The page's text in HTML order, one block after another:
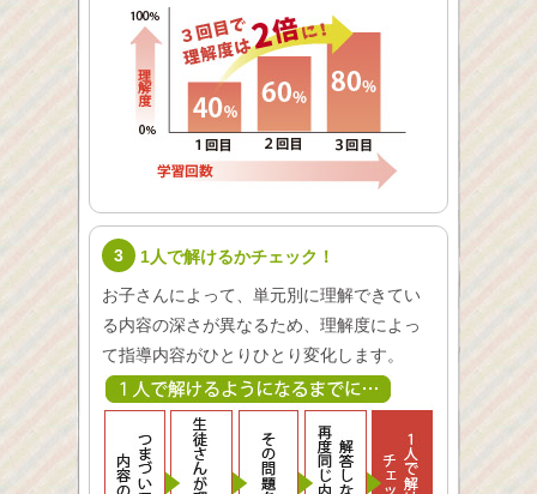
3
1人で解けるかチェック！
お子さんによって、単元別に理解できてい
る内容の深さが異なるため、理解度によっ
て指導内容がひとりひとり変化します。